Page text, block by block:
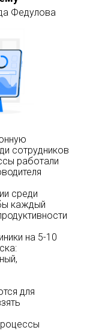
сотрудников
работали
среди
каждый
на 5-10
для
Федулова